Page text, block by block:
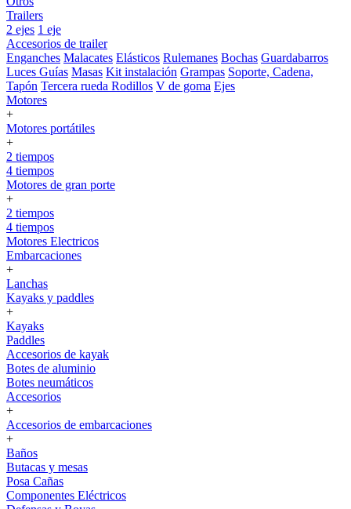
Trailers
2 ejes 1 eje
Accesorios de trailer
Enganches Malacates Elásticos Rulemanes Bochas Guardabarros
Luces Guías Masas Kit instalación Grampas Soporte, Cadena,
Tapón Tercera rueda Rodillos V de goma Ejes
Motores
+
Motores portátiles
+
2 tiempos
4 tiempos
Motores de gran porte
+
2 tiempos
4 tiempos
Motores Electricos
Embarcaciones
+
Lanchas
Kayaks y paddles
+
Kayaks
Paddles
Accesorios de kayak
Botes de aluminio
Botes neumáticos
Accesorios
+
Accesorios de embarcaciones
+
Baños
Butacas y mesas
Posa Cañas
Componentes Eléctricos